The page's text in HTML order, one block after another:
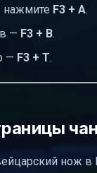
нажмите F3 + A.
— F3 + B.
— F3 + T.
нож в